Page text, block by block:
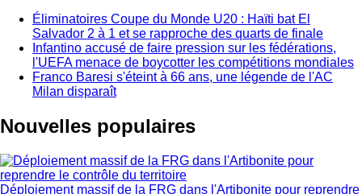
Éliminatoires Coupe du Monde U20 : Haïti bat El
Salvador 2 à 1 et se rapproche des quarts de finale
Infantino accusé de faire pression sur les fédérations,
l'UEFA menace de boycotter les compétitions mondiales
Franco Baresi s'éteint à 66 ans, une légende de l'AC
Milan disparaît
Nouvelles populaires
Déploiement massif de la FRG dans l'Artibonite pour reprendre